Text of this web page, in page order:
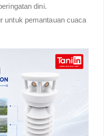
dini.
untuk pemantauan cuaca